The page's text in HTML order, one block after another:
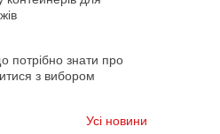
потрібно знати про
з вибором
Усі новини